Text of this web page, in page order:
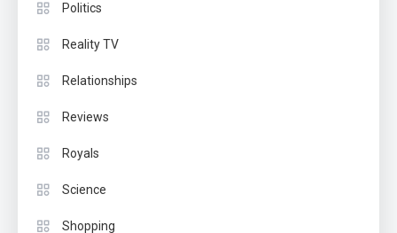
Politics
Reality TV
Relationships
Reviews
Royals
Science
Shopping